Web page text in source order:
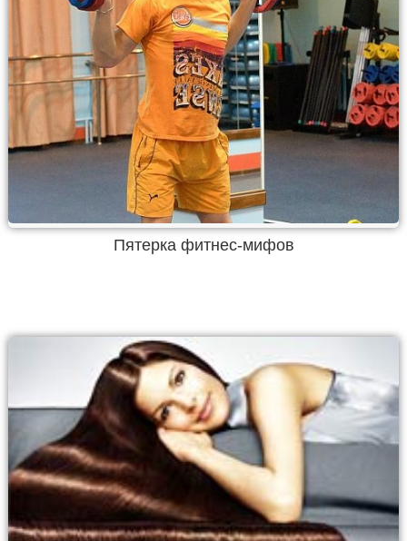
Пятерка фитнес-мифов